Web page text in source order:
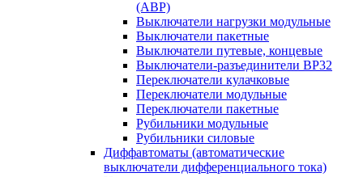
(АВР)
Выключатели нагрузки модульные
Выключатели пакетные
Выключатели путевые, концевые
Выключатели-разъединители ВР32
Переключатели кулачковые
Переключатели модульные
Переключатели пакетные
Рубильники модульные
Рубильники силовые
Диффавтоматы (автоматические
выключатели дифференциального тока)